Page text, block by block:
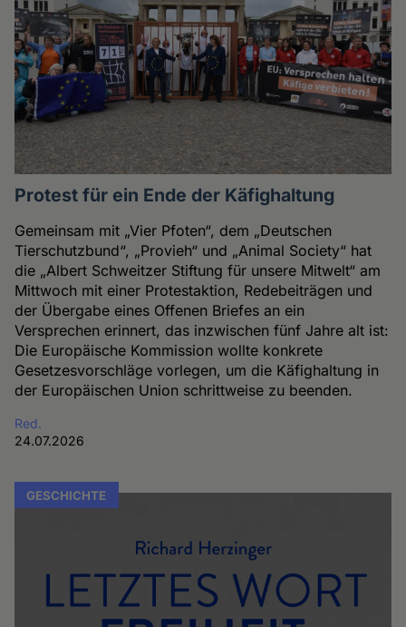
Protest für ein Ende der Käfighaltung
Gemeinsam mit „Vier Pfoten“, dem „Deutschen
Tierschutzbund“, „Provieh“ und „Animal Society“ hat
die „Albert Schweitzer Stiftung für unsere Mitwelt“ am
Mittwoch mit einer Protestaktion, Redebeiträgen und
der Übergabe eines Offenen Briefes an ein
Versprechen erinnert, das inzwischen fünf Jahre alt ist:
Die Europäische Kommission wollte konkrete
Gesetzesvorschläge vorlegen, um die Käfighaltung in
der Europäischen Union schrittweise zu beenden.
Red.
24.07.2026
GESCHICHTE